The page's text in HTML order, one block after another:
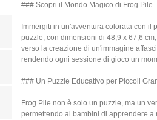
### Scopri il Mondo Magico di Frog Pile
Immergiti in un'avventura colorata con
puzzle, con dimensioni di 48,9 x 67,6
verso la creazione di un'immagine
rendendo ogni sessione di gioco un
### Un Puzzle Educativo per Piccoli
Frog Pile non è solo un puzzle, ma un
permettendo ai bambini di apprendere